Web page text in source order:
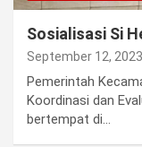
Sosialisasi Si
September 12, 2023
Pemerintah
Koordinasi dan
bertempat di…